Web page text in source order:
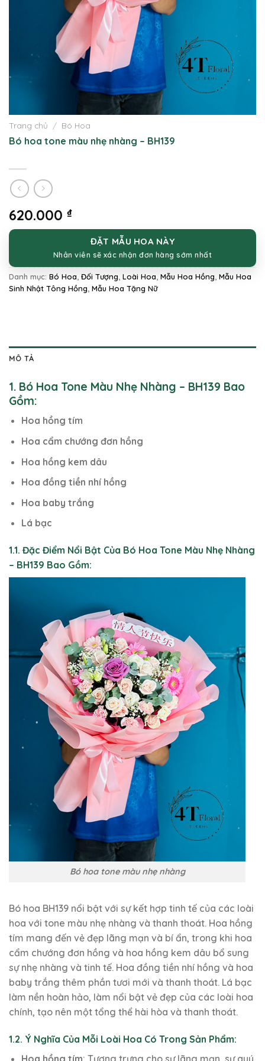
Trang chủ / Bó Hoa
Bó hoa tone màu nhẹ nhàng – BH139
620.000 ₫
ĐẶT MẪU HOA NÀY
Nhân viên sẽ xác nhận đơn hàng sớm nhất
Danh mục: Bó Hoa Đối Tượng Loài Hoa Mẫu Hoa Hồng Mẫu Hoa
Sinh Nhật Tông Hồng Mẫu Hoa Tặng Nữ
MÔ TẢ
1. Bó Hoa Tone Màu Nhẹ Nhàng – BH139 Bao
Gồm:
Hoa hồng tím
Hoa cẩm chướng đơn hồng
Hoa hồng kem dâu
Hoa đồng tiền nhí hồng
Hoa baby trắng
Lá bạc
1.1. Đặc Điểm Nổi Bật Của Bó Hoa Tone Màu Nhẹ Nhàng
– BH139 Bao Gồm:
Bó hoa tone màu nhẹ nhàng
Bó hoa BH139 nổi bật với sự kết hợp tinh tế của các loài
hoa với tone màu nhẹ nhàng và thanh thoát. Hoa hồng
tím mang đến vẻ đẹp lãng mạn và bí ẩn, trong khi hoa
cẩm chướng đơn hồng và hoa hồng kem dâu bổ sung
sự nhẹ nhàng và tinh tế. Hoa đồng tiền nhí hồng và hoa
baby trắng thêm phần tươi mới và thanh thoát. Lá bạc
làm nền hoàn hảo, làm nổi bật vẻ đẹp của các loài hoa
chính, tạo nên một tổng thể hài hòa và thanh thoát.
1.2. Ý Nghĩa Của Mỗi Loài Hoa Có Trong Sản Phẩm:
Hoa hồng tím: Tượng trưng cho sự lãng mạn, sự quý